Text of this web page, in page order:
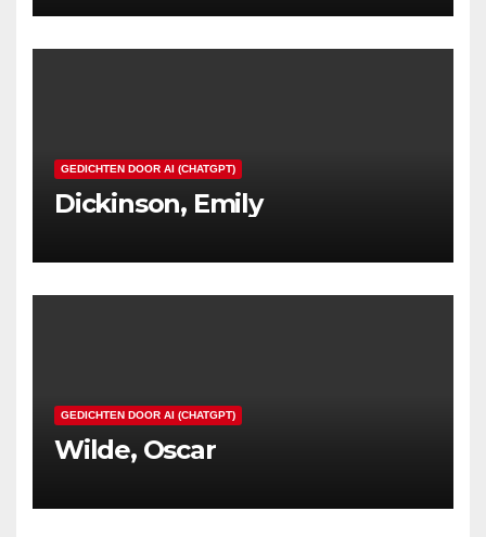
GEDICHTEN DOOR AI (CHATGPT)
Dickinson, Emily
GEDICHTEN DOOR AI (CHATGPT)
Wilde, Oscar